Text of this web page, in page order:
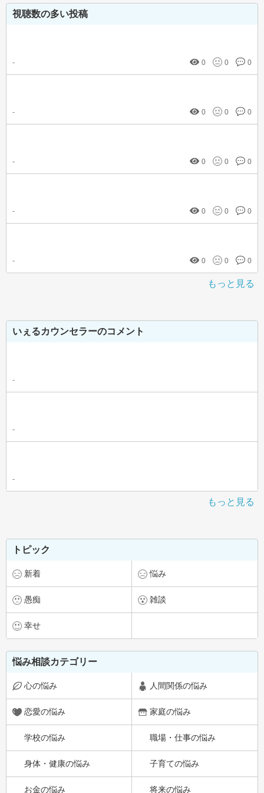
視聴数の多い投稿
- 0 0 0
- 0 0 0
- 0 0 0
- 0 0 0
- 0 0 0
もっと見る
いぇるカウンセラーのコメント
-
-
-
もっと見る
トピック
新着 悩み
愚痴 雑談
幸せ
悩み相談カテゴリー
心の悩み 人間関係の悩み
恋愛の悩み 家庭の悩み
学校の悩み 職場・仕事の悩み
身体・健康の悩み 子育ての悩み
お金の悩み 将来の悩み